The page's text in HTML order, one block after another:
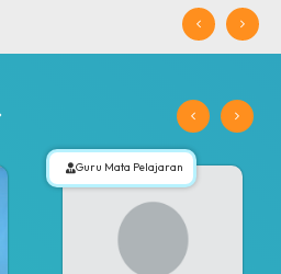
Guru Mata Pelajaran